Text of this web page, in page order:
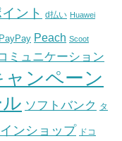
ント d払い Huawei
PayPay Peach Scoot
ミュニケーション
ャンペーン
ソフトバンク タ
ンショップ ドコ